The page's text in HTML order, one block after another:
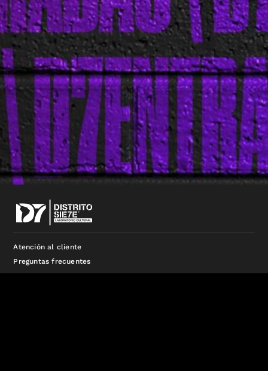
Atención al cliente
Preguntas frecuentes